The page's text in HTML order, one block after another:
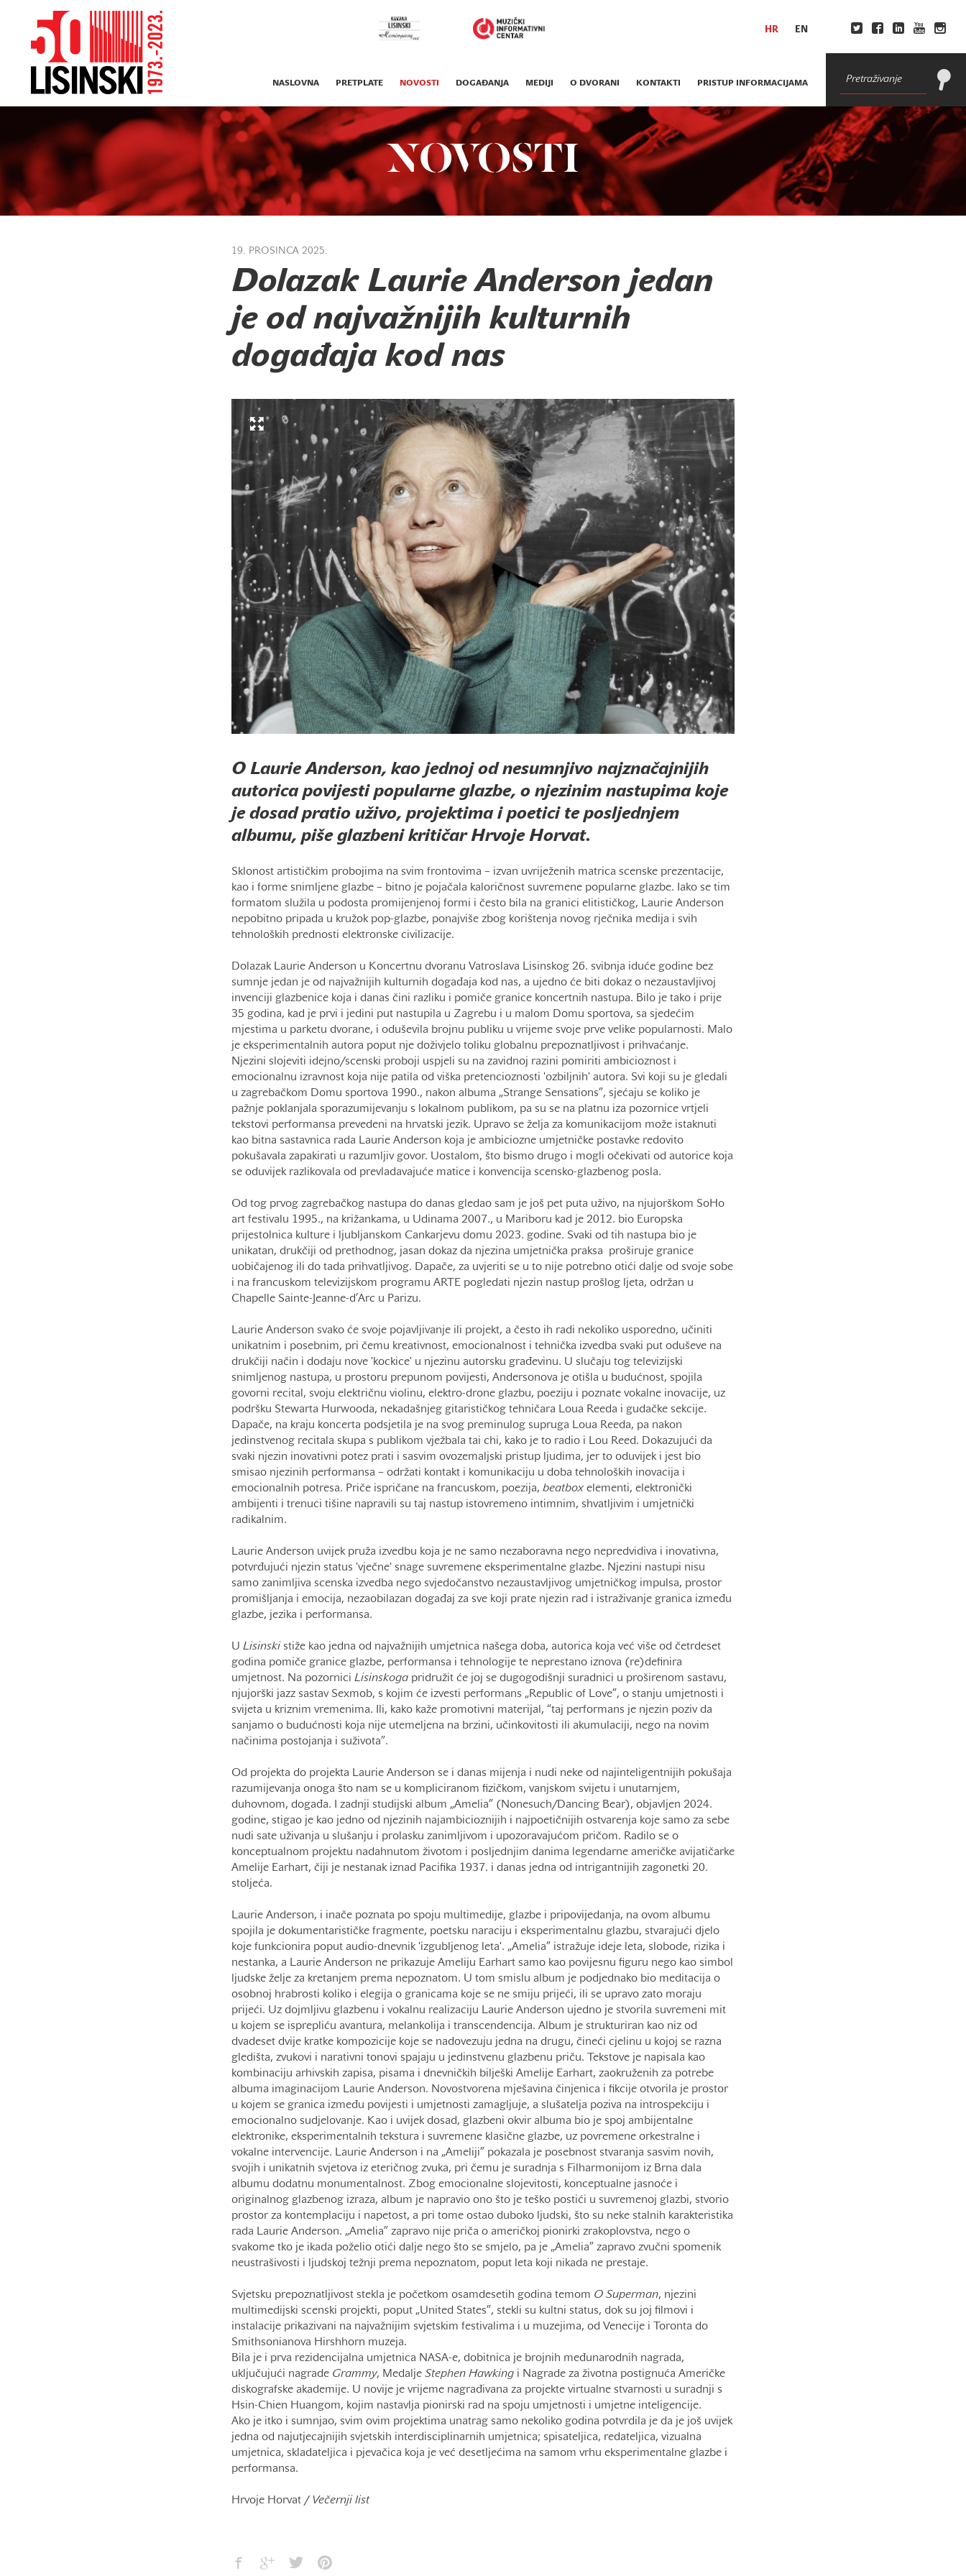
HR EN
NASLOVNA PRETPLATE NOVOSTI DOGAĐANJA MEDIJI O DVORANI KONTAKTI PRISTUP INFORMACIJAMA
NOVOSTI
19. PROSINCA 2025.
Dolazak Laurie Anderson jedan
je od najvažnijih kulturnih
događaja kod nas
O Laurie Anderson, kao jednoj od nesumnjivo najznačajnijih
autorica povijesti popularne glazbe, o njezinim nastupima koje
je dosad pratio uživo, projektima i poetici te posljednjem
albumu, piše glazbeni kritičar Hrvoje Horvat.
Sklonost artističkim probojima na svim frontovima – izvan uvriježenih matrica scenske prezentacije,
kao i forme snimljene glazbe – bitno je pojačala kaloričnost suvremene popularne glazbe. Iako se tim
formatom služila u podosta promijenjenoj formi i često bila na granici elitističkog, Laurie Anderson
nepobitno pripada u kružok pop-glazbe, ponajviše zbog korištenja novog rječnika medija i svih
tehnoloških prednosti elektronske civilizacije.
Dolazak Laurie Anderson u Koncertnu dvoranu Vatroslava Lisinskog 26. svibnja iduće godine bez
sumnje jedan je od najvažnijih kulturnih događaja kod nas, a ujedno će biti dokaz o nezaustavljivoj
invenciji glazbenice koja i danas čini razliku i pomiče granice koncertnih nastupa. Bilo je tako i prije
35 godina, kad je prvi i jedini put nastupila u Zagrebu i u malom Domu sportova, sa sjedećim
mjestima u parketu dvorane, i oduševila brojnu publiku u vrijeme svoje prve velike popularnosti. Malo
je eksperimentalnih autora poput nje doživjelo toliku globalnu prepoznatljivost i prihvaćanje.
Njezini slojeviti idejno/scenski proboji uspjeli su na zavidnoj razini pomiriti ambicioznost i
emocionalnu izravnost koja nije patila od viška pretencioznosti 'ozbiljnih' autora. Svi koji su je gledali
u zagrebačkom Domu sportova 1990., nakon albuma „Strange Sensations”, sjećaju se koliko je
pažnje poklanjala sporazumijevanju s lokalnom publikom, pa su se na platnu iza pozornice vrtjeli
tekstovi performansa prevedeni na hrvatski jezik. Upravo se želja za komunikacijom može istaknuti
kao bitna sastavnica rada Laurie Anderson koja je ambiciozne umjetničke postavke redovito
pokušavala zapakirati u razumljiv govor. Uostalom, što bismo drugo i mogli očekivati od autorice koja
se oduvijek razlikovala od prevladavajuće matice i konvencija scensko-glazbenog posla.
Od tog prvog zagrebačkog nastupa do danas gledao sam je još pet puta uživo, na njujorškom SoHo
art festivalu 1995., na križankama, u Udinama 2007., u Mariboru kad je 2012. bio Europska
prijestolnica kulture i ljubljanskom Cankarjevu domu 2023. godine. Svaki od tih nastupa bio je
unikatan, drukčiji od prethodnog, jasan dokaz da njezina umjetnička praksa proširuje granice
uobičajenog ili do tada prihvatljivog. Dapače, za uvjeriti se u to nije potrebno otići dalje od svoje sobe
i na francuskom televizijskom programu ARTE pogledati njezin nastup prošlog ljeta, održan u
Chapelle Sainte-Jeanne-d’Arc u Parizu.
Laurie Anderson svako će svoje pojavljivanje ili projekt, a često ih radi nekoliko usporedno, učiniti
unikatnim i posebnim, pri čemu kreativnost, emocionalnost i tehnička izvedba svaki put oduševe na
drukčiji način i dodaju nove 'kockice' u njezinu autorsku građevinu. U slučaju tog televizijski
snimljenog nastupa, u prostoru prepunom povijesti, Andersonova je otišla u budućnost, spojila
govorni recital, svoju električnu violinu, elektro-drone glazbu, poeziju i poznate vokalne inovacije, uz
podršku Stewarta Hurwooda, nekadašnjeg gitarističkog tehničara Loua Reeda i gudačke sekcije.
Dapače, na kraju koncerta podsjetila je na svog preminulog supruga Loua Reeda, pa nakon
jedinstvenog recitala skupa s publikom vježbala tai chi, kako je to radio i Lou Reed. Dokazujući da
svaki njezin inovativni potez prati i sasvim ovozemaljski pristup ljudima, jer to oduvijek i jest bio
smisao njezinih performansa – održati kontakt i komunikaciju u doba tehnoloških inovacija i
emocionalnih potresa. Priče ispričane na francuskom, poezija, beatbox elementi, elektronički
ambijenti i trenuci tišine napravili su taj nastup istovremeno intimnim, shvatljivim i umjetnički
radikalnim.
Laurie Anderson uvijek pruža izvedbu koja je ne samo nezaboravna nego nepredvidiva i inovativna,
potvrđujući njezin status 'vječne' snage suvremene eksperimentalne glazbe. Njezini nastupi nisu
samo zanimljiva scenska izvedba nego svjedočanstvo nezaustavljivog umjetničkog impulsa, prostor
promišljanja i emocija, nezaobilazan događaj za sve koji prate njezin rad i istraživanje granica između
glazbe, jezika i performansa.
U Lisinski stiže kao jedna od najvažnijih umjetnica našega doba, autorica koja već više od četrdeset
godina pomiče granice glazbe, performansa i tehnologije te neprestano iznova (re)definira
umjetnost. Na pozornici Lisinskoga pridružit će joj se dugogodišnji suradnici u proširenom sastavu,
njujorški jazz sastav Sexmob, s kojim će izvesti performans „Republic of Love”, o stanju umjetnosti i
svijeta u kriznim vremenima. Ili, kako kaže promotivni materijal, “taj performans je njezin poziv da
sanjamo o budućnosti koja nije utemeljena na brzini, učinkovitosti ili akumulaciji, nego na novim
načinima postojanja i suživota”.
Od projekta do projekta Laurie Anderson se i danas mijenja i nudi neke od najinteligentnijih pokušaja
razumijevanja onoga što nam se u kompliciranom fizičkom, vanjskom svijetu i unutarnjem,
duhovnom, događa. I zadnji studijski album „Amelia” (Nonesuch/Dancing Bear), objavljen 2024.
godine, stigao je kao jedno od njezinih najambicioznijih i najpoetičnijih ostvarenja koje samo za sebe
nudi sate uživanja u slušanju i prolasku zanimljivom i upozoravajućom pričom. Radilo se o
konceptualnom projektu nadahnutom životom i posljednjim danima legendarne američke avijatičarke
Amelije Earhart, čiji je nestanak iznad Pacifika 1937. i danas jedna od intrigantnijih zagonetki 20.
stoljeća.
Laurie Anderson, i inače poznata po spoju multimedije, glazbe i pripovijedanja, na ovom albumu
spojila je dokumentarističke fragmente, poetsku naraciju i eksperimentalnu glazbu, stvarajući djelo
koje funkcionira poput audio-dnevnik 'izgubljenog leta'. „Amelia” istražuje ideje leta, slobode, rizika i
nestanka, a Laurie Anderson ne prikazuje Ameliju Earhart samo kao povijesnu figuru nego kao simbol
ljudske želje za kretanjem prema nepoznatom. U tom smislu album je podjednako bio meditacija o
osobnoj hrabrosti koliko i elegija o granicama koje se ne smiju prijeći, ili se upravo zato moraju
prijeći. Uz dojmljivu glazbenu i vokalnu realizaciju Laurie Anderson ujedno je stvorila suvremeni mit
u kojem se isprepliću avantura, melankolija i transcendencija. Album je strukturiran kao niz od
dvadeset dvije kratke kompozicije koje se nadovezuju jedna na drugu, čineći cjelinu u kojoj se razna
gledišta, zvukovi i narativni tonovi spajaju u jedinstvenu glazbenu priču. Tekstove je napisala kao
kombinaciju arhivskih zapisa, pisama i dnevničkih bilješki Amelije Earhart, zaokruženih za potrebe
albuma imaginacijom Laurie Anderson. Novostvorena mješavina činjenica i fikcije otvorila je prostor
u kojem se granica između povijesti i umjetnosti zamagljuje, a slušatelja poziva na introspekciju i
emocionalno sudjelovanje. Kao i uvijek dosad, glazbeni okvir albuma bio je spoj ambijentalne
elektronike, eksperimentalnih tekstura i suvremene klasične glazbe, uz povremene orkestralne i
vokalne intervencije. Laurie Anderson i na „Ameliji” pokazala je posebnost stvaranja sasvim novih,
svojih i unikatnih svjetova iz eteričnog zvuka, pri čemu je suradnja s Filharmonijom iz Brna dala
albumu dodatnu monumentalnost. Zbog emocionalne slojevitosti, konceptualne jasnoće i
originalnog glazbenog izraza, album je napravio ono što je teško postići u suvremenoj glazbi, stvorio
prostor za kontemplaciju i napetost, a pri tome ostao duboko ljudski, što su neke stalnih karakteristika
rada Laurie Anderson. „Amelia” zapravo nije priča o američkoj pionirki zrakoplovstva, nego o
svakome tko je ikada poželio otići dalje nego što se smjelo, pa je „Amelia” zapravo zvučni spomenik
neustrašivosti i ljudskoj težnji prema nepoznatom, poput leta koji nikada ne prestaje.
Svjetsku prepoznatljivost stekla je početkom osamdesetih godina temom O Superman, njezini
multimedijski scenski projekti, poput „United States”, stekli su kultni status, dok su joj filmovi i
instalacije prikazivani na najvažnijim svjetskim festivalima i u muzejima, od Venecije i Toronta do
Smithsonianova Hirshhorn muzeja.
Bila je i prva rezidencijalna umjetnica NASA-e, dobitnica je brojnih međunarodnih nagrada,
uključujući nagrade Grammy, Medalje Stephen Hawking i Nagrade za životna postignuća Američke
diskografske akademije. U novije je vrijeme nagrađivana za projekte virtualne stvarnosti u suradnji s
Hsin-Chien Huangom, kojim nastavlja pionirski rad na spoju umjetnosti i umjetne inteligencije.
Ako je itko i sumnjao, svim ovim projektima unatrag samo nekoliko godina potvrdila je da je još uvijek
jedna od najutjecajnijih svjetskih interdisciplinarnih umjetnica; spisateljica, redateljica, vizualna
umjetnica, skladateljica i pjevačica koja je već desetljećima na samom vrhu eksperimentalne glazbe i
performansa.
Hrvoje Horvat / Večernji list